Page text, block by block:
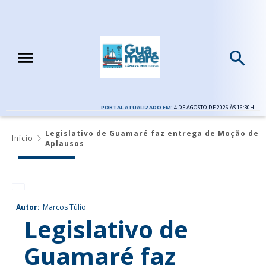
PORTAL ATUALIZADO EM: 4 DE AGOSTO DE 2026 ÀS 16:30H
Início
Legislativo de Guamaré faz entrega de Moção de
Aplausos
Autor: Marcos Túlio
Legislativo de
Guamaré faz